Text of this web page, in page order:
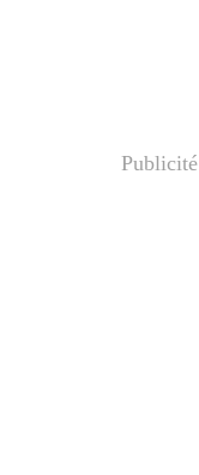
Publicité